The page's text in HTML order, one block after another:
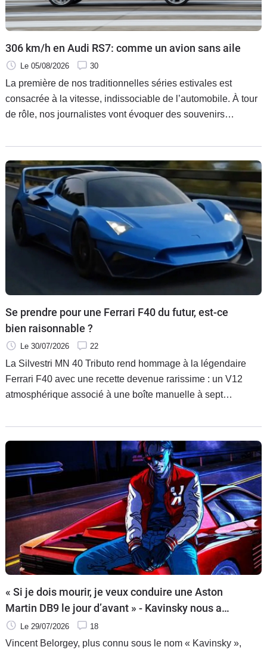
Flottes
Auto
Services
Forum
Moto
306 km/h en Audi RS7: comme un avion sans aile
Le 05/08/2026 30
La première de nos traditionnelles séries estivales est
consacrée à la vitesse, indissociable de l’automobile. À tour
de rôle, nos journalistes vont évoquer des souvenirs
volant de véhicules divers et dans des circonstances
variées. Des moments qui les ont suffisamment marqués
pour qu’ils s’en souviennent encore des années plus tard,
même s’il n’est pas question ici de glorifier des attitudes
répréhensibles. Cette semaine, on parle d'une barrière qui
fait rêver bien des gens: celle des 300 km/h.
Se prendre pour une Ferrari F40 du futur, est-ce
bien raisonnable ?
Le 30/07/2026 22
La Silvestri MN 40 Tributo rend hommage à la légendaire
Ferrari F40 avec une recette devenue rarissime : un V12
atmosphérique associé à une boîte manuelle à sept
italienne privilégie les sensations de conduite aux
assistances électroniques.
« Si je dois mourir, je veux conduire une Aston
Martin DB9 le jour d’avant » - Kavinsky nous a
quittés
Le 29/07/2026 18
Vincent Belorgey, plus connu sous le nom « Kavinsky »,